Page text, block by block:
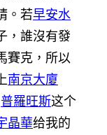
。若早安水
，誰沒有發
賽克，所以
南京大廈
普羅旺斯这个
晶華给我的